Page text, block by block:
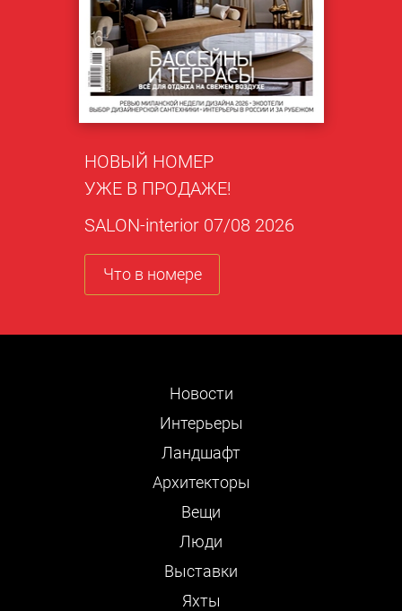
НОВЫЙ НОМЕР
УЖЕ В ПРОДАЖЕ!
SALON-interior 07/08 2026
Что в номере
Новости
Интерьеры
Ландшафт
Архитекторы
Вещи
Люди
Выставки
Яхты